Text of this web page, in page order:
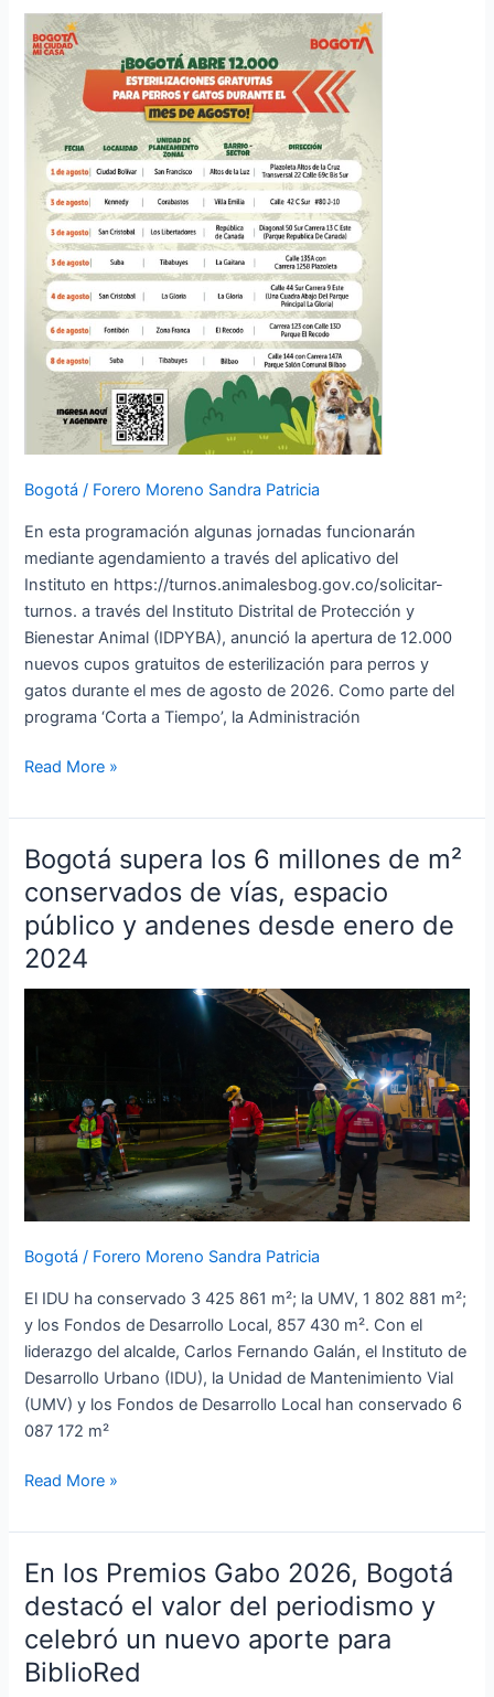
Bogotá / Forero Moreno Sandra Patricia
En esta programación algunas jornadas funcionarán
mediante agendamiento a través del aplicativo del
Instituto en https://turnos.animalesbog.gov.co/solicitar-
turnos. a través del Instituto Distrital de Protección y
Bienestar Animal (IDPYBA), anunció la apertura de 12.000
nuevos cupos gratuitos de esterilización para perros y
gatos durante el mes de agosto de 2026. Como parte del
programa ‘Corta a Tiempo’, la Administración
más
12.000
cupos
gratuitos
esterilización
para
perros
gatos
agosto
Read More »
Bogotá supera los 6 millones de m²
conservados de vías, espacio
público y andenes desde enero de
2024
Bogotá / Forero Moreno Sandra Patricia
El IDU ha conservado 3 425 861 m²; la UMV, 1 802 881 m²;
y los Fondos de Desarrollo Local, 857 430 m². Con el
liderazgo del alcalde, Carlos Fernando Galán, el Instituto de
Desarrollo Urbano (IDU), la Unidad de Mantenimiento Vial
(UMV) y los Fondos de Desarrollo Local han conservado 6
087 172 m²
Bogotá
los
6
millones
de
vías,
espacio
público
y
andenes
desde
enero
2024
Read More »
En los Premios Gabo 2026, Bogotá
destacó el valor del periodismo y
celebró un nuevo aporte para
BiblioRed
En
los
Premios
Gabo
2026,